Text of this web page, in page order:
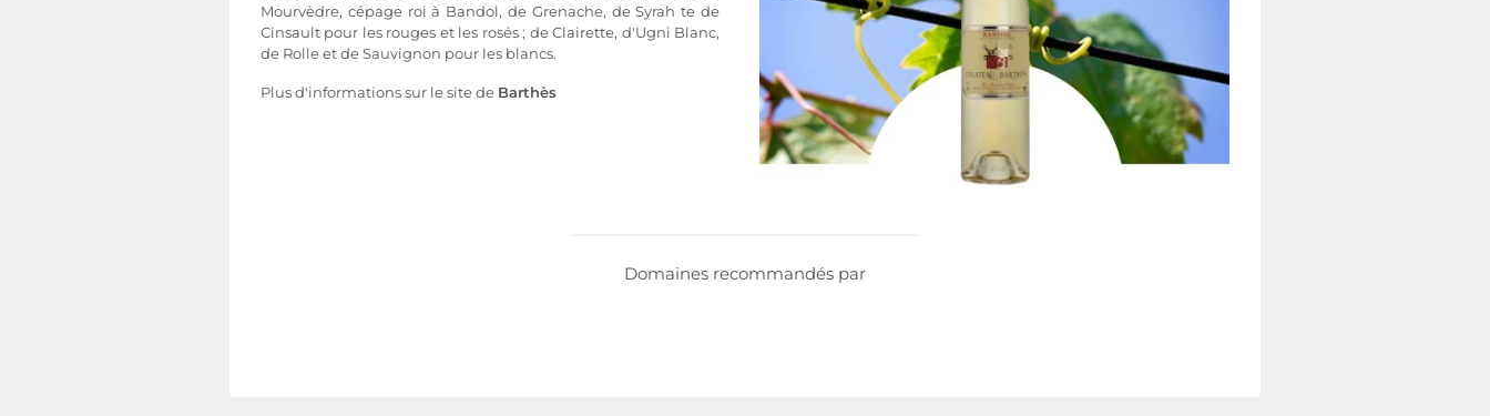
Mourvèdre, cépage roi à Bandol, de Grenache, de Syrah te de
Cinsault pour les rouges et les rosés ; de Clairette, d'Ugni Blanc,
de Rolle et de Sauvignon pour les blancs.
Plus d'informations sur le site de Barthès
Domaines recommandés par